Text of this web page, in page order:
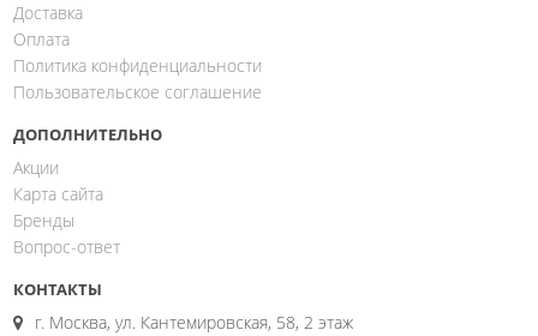
Доставка
Оплата
Политика конфиденциальности
Пользовательское соглашение
ДОПОЛНИТЕЛЬНО
Акции
Карта сайта
Бренды
Вопрос-ответ
КОНТАКТЫ
г. Москва, ул. Кантемировская, 58, 2 этаж